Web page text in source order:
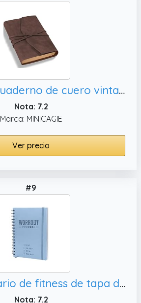
MINICAGIE Cuaderno de cuero vintage en blanco, marrón
Nota: 7.2
Marca: MINICAGIE
Ver precio
#9
Nextnoid Diario de fitness de tapa dura para hombres y mujeres, resistente libro de registro de entrenamiento para rastrear el gimnasio y los entrenamientos en casa
Nota: 7.2